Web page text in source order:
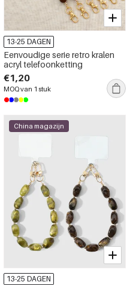
13-25 DAGEN
Eenvoudige serie retro kralen
acryl telefoonketting
€1,20
MOQ van 1 stuk
China magazijn
13-25 DAGEN